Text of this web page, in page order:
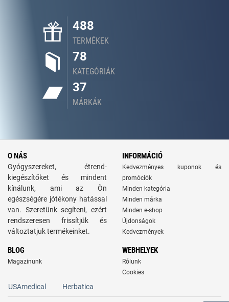
488
TERMÉKEK
78
KATEGÓRIÁK
37
MÁRKÁK
O NÁS
Gyógyszereket, étrend-
kiegészítőket és mindent
kínálunk, ami az Ön
egészségére jótékony hatással
van. Szeretünk segíteni, ezért
rendszeresen frissítjük és
változtatjuk termékeinket.
INFORMÁCIÓ
Kedvezményes kuponok és
promóciók
Minden kategória
Minden márka
Minden e-shop
Újdonságok
Kedvezmények
BLOG
Magazinunk
WEBHELYEK
Rólunk
Cookies
USAmedical Herbatica